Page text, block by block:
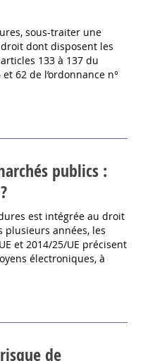
sous-traiter une
dont disposent les
133 à 137 du
62 de l’ordonnance n°
publics :
est intégrée au droit
années, les
et 2014/25/UE précisent
électroniques, à
de